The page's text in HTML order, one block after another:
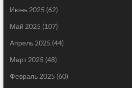
Июнь 2025 (62)
Май 2025 (107)
Апрель 2025 (44)
Март 2025 (48)
Февраль 2025 (60)